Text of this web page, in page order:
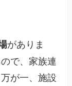
がありま
で、家族連
が一、施設